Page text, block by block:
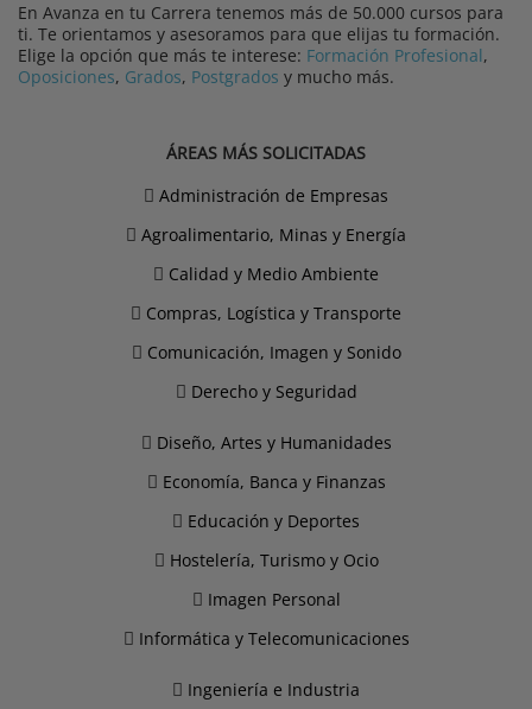
En Avanza en tu Carrera tenemos más de 50.000 cursos para
ti. Te orientamos y asesoramos para que elijas tu formación.
Elige la opción que más te interese: Formación Profesional,
Oposiciones, Grados, Postgrados y mucho más.
ÁREAS MÁS SOLICITADAS
Administración de Empresas
Agroalimentario, Minas y Energía
Calidad y Medio Ambiente
Compras, Logística y Transporte
Comunicación, Imagen y Sonido
Derecho y Seguridad
Diseño, Artes y Humanidades
Economía, Banca y Finanzas
Educación y Deportes
Hostelería, Turismo y Ocio
Imagen Personal
Informática y Telecomunicaciones
Ingeniería e Industria